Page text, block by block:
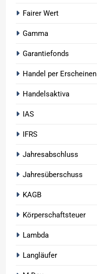
Fairer Wert
Gamma
Garantiefonds
Handel per Erscheinen
Handelsaktiva
IAS
IFRS
Jahresabschluss
Jahresüberschuss
KAGB
Körperschaftsteuer
Lambda
Langläufer